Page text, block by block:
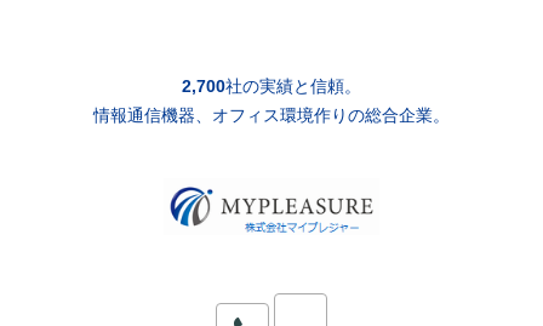
2,700社の実績と信頼。
情報通信機器、オフィス環境作りの総合企業。